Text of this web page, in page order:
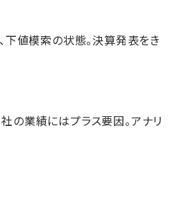
下値模索の状態。決算発表をき
の業績にはプラス要因。アナリ